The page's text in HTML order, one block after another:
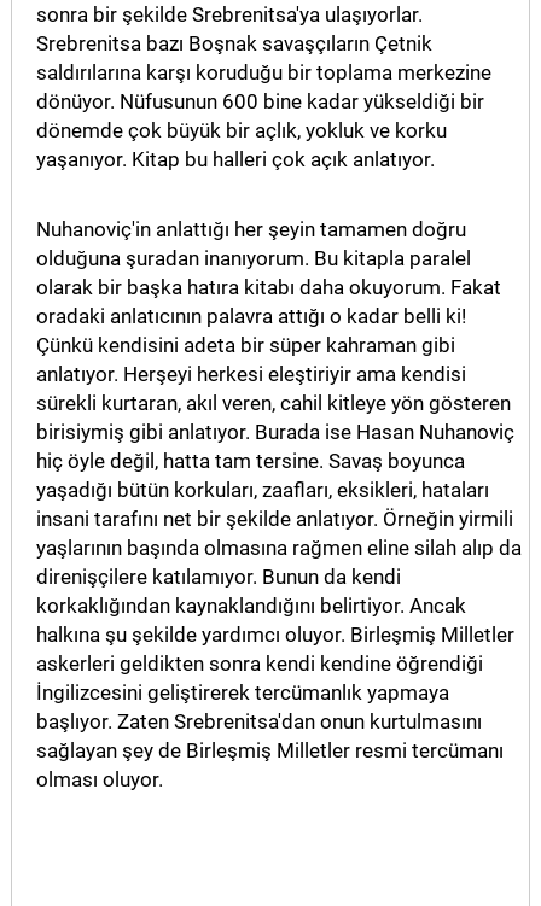
sonra bir şekilde Srebrenitsa'ya ulaşıyorlar.
Srebrenitsa bazı Boşnak savaşçıların Çetnik
saldırılarına karşı koruduğu bir toplama merkezine
dönüyor. Nüfusunun 600 bine kadar yükseldiği bir
dönemde çok büyük bir açlık, yokluk ve korku
yaşanıyor. Kitap bu halleri çok açık anlatıyor.
Nuhanoviç'in anlattığı her şeyin tamamen doğru
olduğuna şuradan inanıyorum. Bu kitapla paralel
olarak bir başka hatıra kitabı daha okuyorum. Fakat
oradaki anlatıcının palavra attığı o kadar belli ki!
Çünkü kendisini adeta bir süper kahraman gibi
anlatıyor. Herşeyi herkesi eleştiriyir ama kendisi
sürekli kurtaran, akıl veren, cahil kitleye yön gösteren
birisiymiş gibi anlatıyor. Burada ise Hasan Nuhanoviç
hiç öyle değil, hatta tam tersine. Savaş boyunca
yaşadığı bütün korkuları, zaafları, eksikleri, hataları
insani tarafını net bir şekilde anlatıyor. Örneğin yirmili
yaşlarının başında olmasına rağmen eline silah alıp da
direnişçilere katılamıyor. Bunun da kendi
korkaklığından kaynaklandığını belirtiyor. Ancak
halkına şu şekilde yardımcı oluyor. Birleşmiş Milletler
askerleri geldikten sonra kendi kendine öğrendiği
İngilizcesini geliştirerek tercümanlık yapmaya
başlıyor. Zaten Srebrenitsa'dan onun kurtulmasını
sağlayan şey de Birleşmiş Milletler resmi tercümanı
olması oluyor.